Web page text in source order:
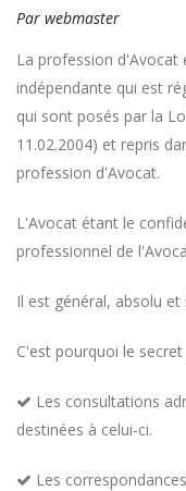
Par webmaster
La profession d'Avocat
indépendante qui est
qui sont posés par la
11.02.2004) et repris
profession d'Avocat.
L'Avocat étant le
professionnel de
Il est général, absolu
C'est pourquoi le
Les consultations
destinées à celui-ci.
Les